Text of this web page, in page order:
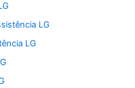
LG
LG